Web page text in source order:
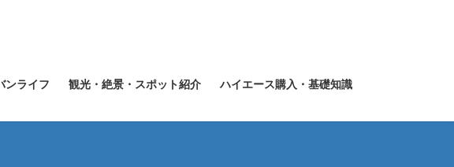
ンライフ 観光・絶景・スポット紹介 ハイエース購入・基礎知識